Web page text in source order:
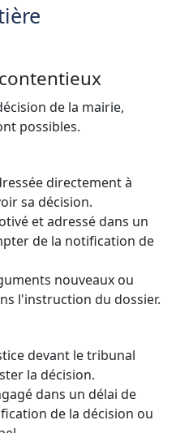
de la mairie,
possibles.
directement à
sa décision.
et adressé dans un
de la notification de
nouveaux ou
l'instruction du dossier.
devant le tribunal
la décision.
dans un délai de
de la décision ou